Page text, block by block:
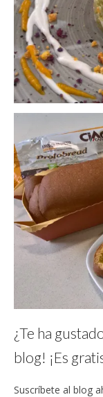
¿Te ha
blog! ¡Es
Suscríbete al blog